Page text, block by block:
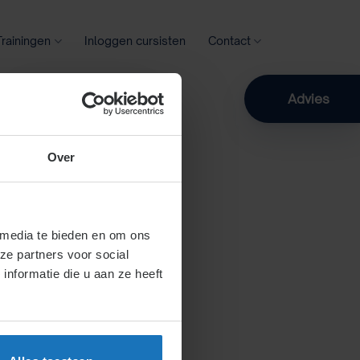
Over
te bieden en om ons
partners voor social
die u aan ze heeft
Inloggen cursisten Contact
Zoeken Advies